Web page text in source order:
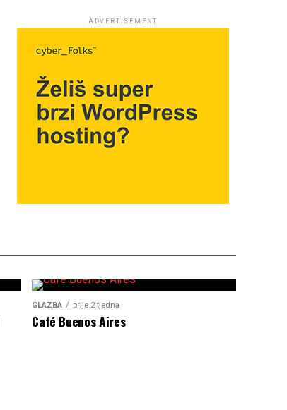
ADVERTISEMENT
GLAZBA prije 2 tjedna
Café Buenos Aires